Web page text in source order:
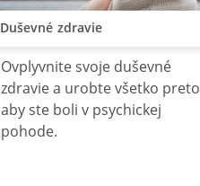
Duševné zdravie
Ovplyvnite svoje duševné
zdravie a urobte všetko preto
aby ste boli v psychickej
pohode.